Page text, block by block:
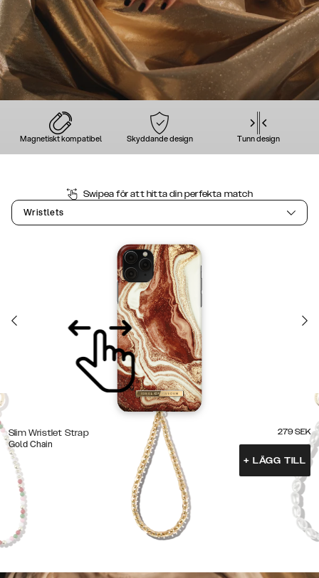
Magnetiskt kompatibel Skyddande design Tunn design
Swipea för att hitta din perfekta match
Wristlets
Slim Wristlet Strap
Gold Chain
279 SEK
+ LÄGG TILL